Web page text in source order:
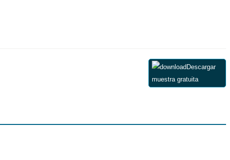
Descargar
muestra gratuita